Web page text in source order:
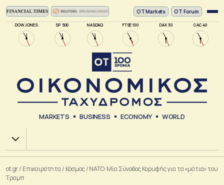
DOW JONES SP 500 NASDAQ FTSE 100 DAX 30 CAC 40
ΟΤ Markets OT Forum
MARKETS BUSINESS ECONOMY WORLD
Χ.Α.
ot.gr/ Επικαιρότητα / Κόσμος/ΝΑΤΟ: Μία Σύνοδος Κορυφής για τα «μάτια» του
Τραμπ